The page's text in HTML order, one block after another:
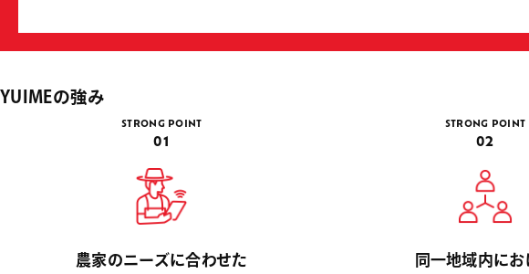
YUIMEの強み
STRONG POINT
01
農家のニーズに合わせた
STRONG POINT
02
同一地域内にお